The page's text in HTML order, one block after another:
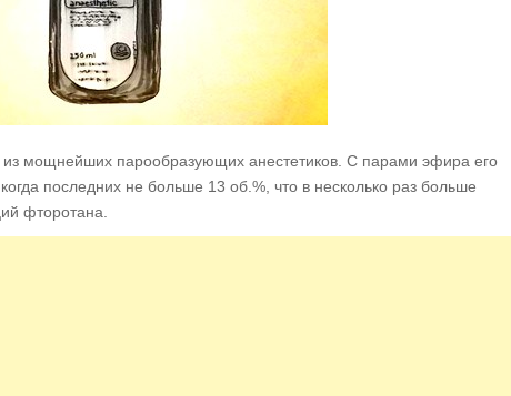
мощнейших парообразующих анестетиков. С парами эфира его
последних не больше 13 об.%, что в несколько раз больше
фторотана.